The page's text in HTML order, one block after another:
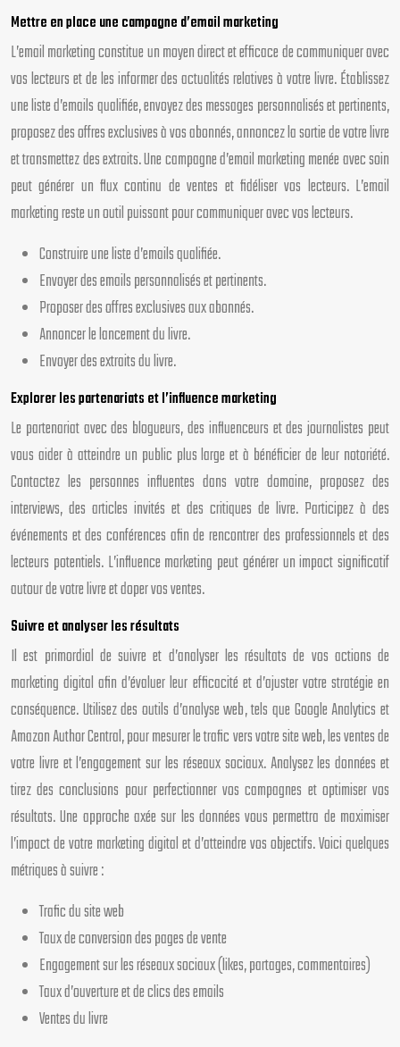
Mettre en place une campagne d’email marketing
L’email marketing constitue un moyen direct et efficace de communiquer avec
vos lecteurs et de les informer des actualités relatives à votre livre. Établissez
une liste d’emails qualifiée, envoyez des messages personnalisés et pertinents,
proposez des offres exclusives à vos abonnés, annoncez la sortie de votre livre
et transmettez des extraits. Une campagne d’email marketing menée avec soin
peut générer un flux continu de ventes et fidéliser vos lecteurs. L’email
marketing reste un outil puissant pour communiquer avec vos lecteurs.
Construire une liste d’emails qualifiée.
Envoyer des emails personnalisés et pertinents.
Proposer des offres exclusives aux abonnés.
Annoncer le lancement du livre.
Envoyer des extraits du livre.
Explorer les partenariats et l’influence marketing
Le partenariat avec des blogueurs, des influenceurs et des journalistes peut
vous aider à atteindre un public plus large et à bénéficier de leur notoriété.
Contactez les personnes influentes dans votre domaine, proposez des
interviews, des articles invités et des critiques de livre. Participez à des
événements et des conférences afin de rencontrer des professionnels et des
lecteurs potentiels. L’influence marketing peut générer un impact significatif
autour de votre livre et doper vos ventes.
Suivre et analyser les résultats
Il est primordial de suivre et d’analyser les résultats de vos actions de
marketing digital afin d’évaluer leur efficacité et d’ajuster votre stratégie en
conséquence. Utilisez des outils d’analyse web, tels que Google Analytics et
Amazon Author Central, pour mesurer le trafic vers votre site web, les ventes de
votre livre et l’engagement sur les réseaux sociaux. Analysez les données et
tirez des conclusions pour perfectionner vos campagnes et optimiser vos
résultats. Une approche axée sur les données vous permettra de maximiser
l’impact de votre marketing digital et d’atteindre vos objectifs. Voici quelques
métriques à suivre :
Trafic du site web
Taux de conversion des pages de vente
Engagement sur les réseaux sociaux (likes, partages, commentaires)
Taux d’ouverture et de clics des emails
Ventes du livre